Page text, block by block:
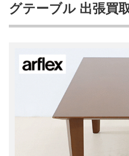
グテーブル 出張買